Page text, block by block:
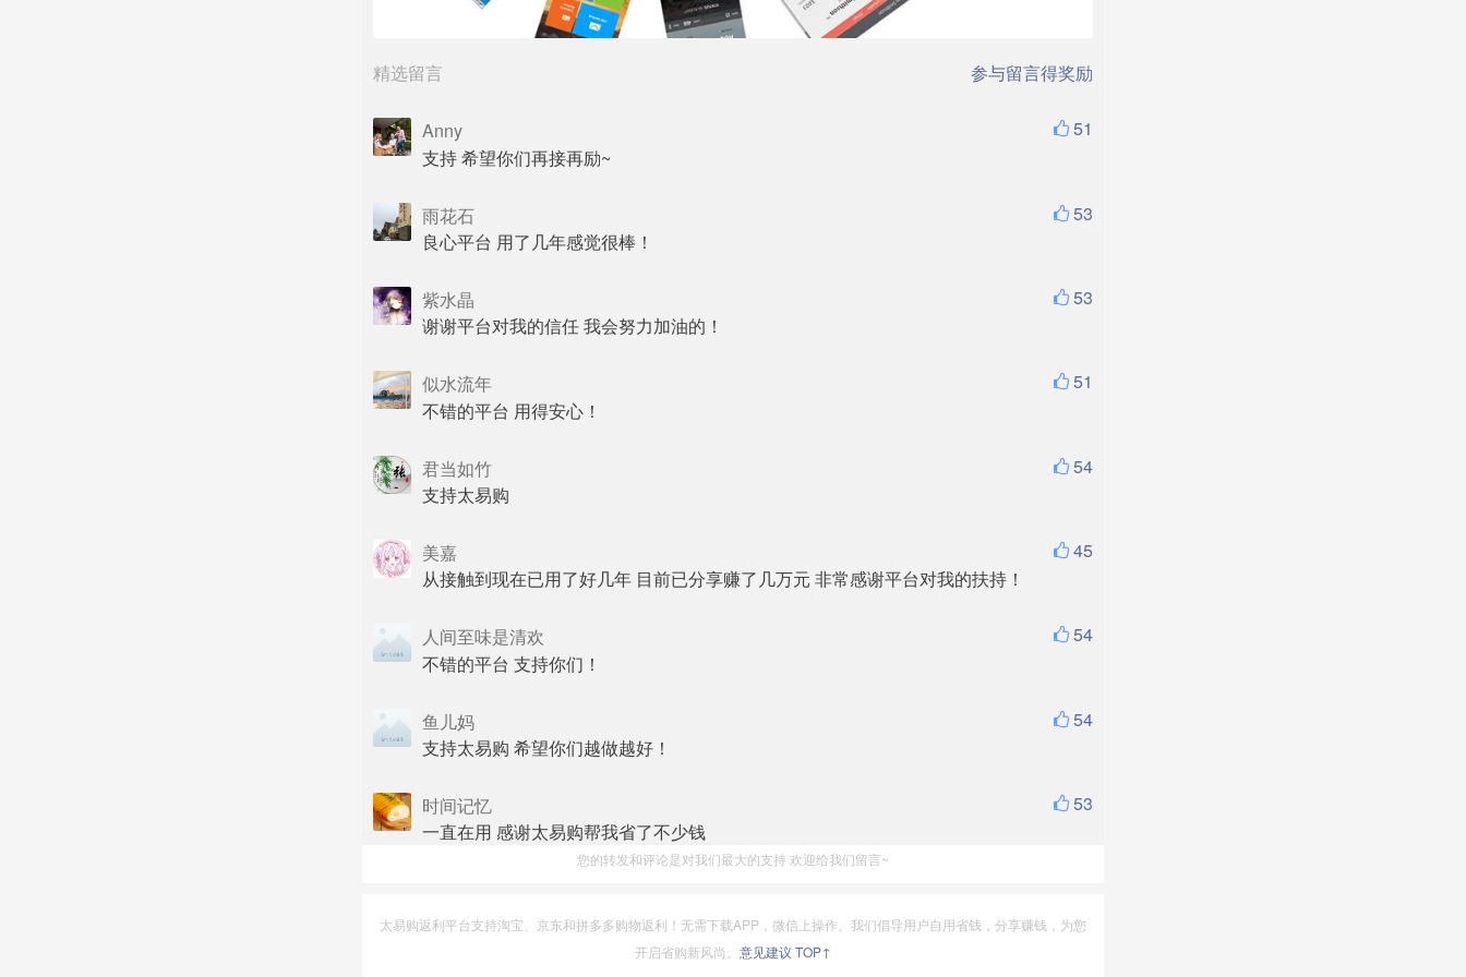
精选留言 参与留言得奖励
51
Anny
支持 希望你们再接再励~
53
雨花石
良心平台 用了几年感觉很棒！
53
紫水晶
谢谢平台对我的信任 我会努力加油的！
51
似水流年
不错的平台 用得安心！
54
君当如竹
支持太易购
45
美嘉
从接触到现在已用了好几年 目前已分享赚了几万元 非常感谢平台对我的扶持！
54
人间至味是清欢
不错的平台 支持你们！
54
鱼儿妈
支持太易购 希望你们越做越好！
53
时间记忆
一直在用 感谢太易购帮我省了不少钱
您的转发和评论是对我们最大的支持 欢迎给我们留言~
太易购返利平台支持淘宝、京东和拼多多购物返利！无需下载APP，微信上操作。我们倡导用户自用省钱，分享赚钱，为您
开启省购新风尚。 意见建议 TOP↑